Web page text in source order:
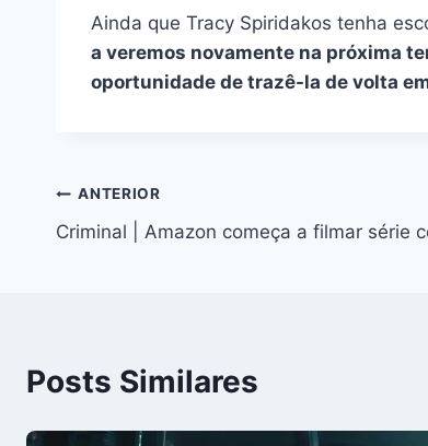
Ainda que Tracy Spiridakos tenha
a veremos novamente na próxima
oportunidade de trazê-la de volta
Navegação
de
ANTERIOR
Criminal | Amazon começa a filmar série
Posts Similares